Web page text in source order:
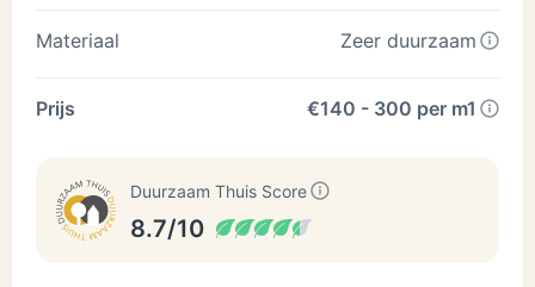
Materiaal Zeer duurzaam
Prijs €140 - 300 per m1
Duurzaam Thuis Score
8.7/10